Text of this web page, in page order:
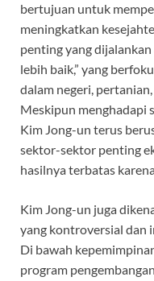
bertujuan untuk
meningkatkan
penting yang dijalankan
lebih baik,” yang
dalam negeri,
Meskipun menghadapi
Kim Jong-un terus
sektor-sektor penting
hasilnya terbatas
Kim Jong-un juga
yang kontroversial dan
Di bawah
program